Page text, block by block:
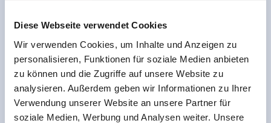
Diese Webseite verwendet Cookies
Wir verwenden Cookies, um Inhalte und Anzeigen zu
personalisieren, Funktionen für soziale Medien anbieten
zu können und die Zugriffe auf unsere Website zu
analysieren. Außerdem geben wir Informationen zu Ihrer
Verwendung unserer Website an unsere Partner für
soziale Medien, Werbung und Analysen weiter. Unsere
Sign up for the newsletter now!
register